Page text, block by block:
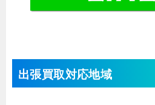
出張買取対応地域